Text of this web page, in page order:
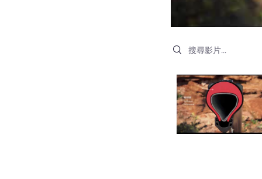
Search videos